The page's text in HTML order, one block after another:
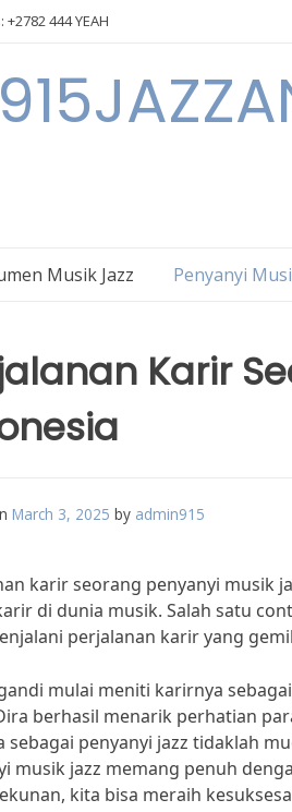
+2782 444 YEAH
Musik Jazz Penyanyi
Karir
March 3, 2025 by admin915
karir seorang penyanyi musik
di dunia musik. Salah satu
perjalanan karir yang
mulai meniti karirnya
berhasil menarik perhatian
sebagai penyanyi jazz tidaklah
musik jazz memang penuh
kita bisa meraih